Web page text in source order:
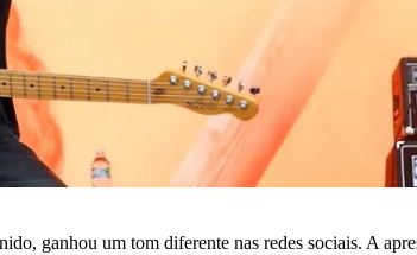
ganhou um tom diferente nas redes sociais. A